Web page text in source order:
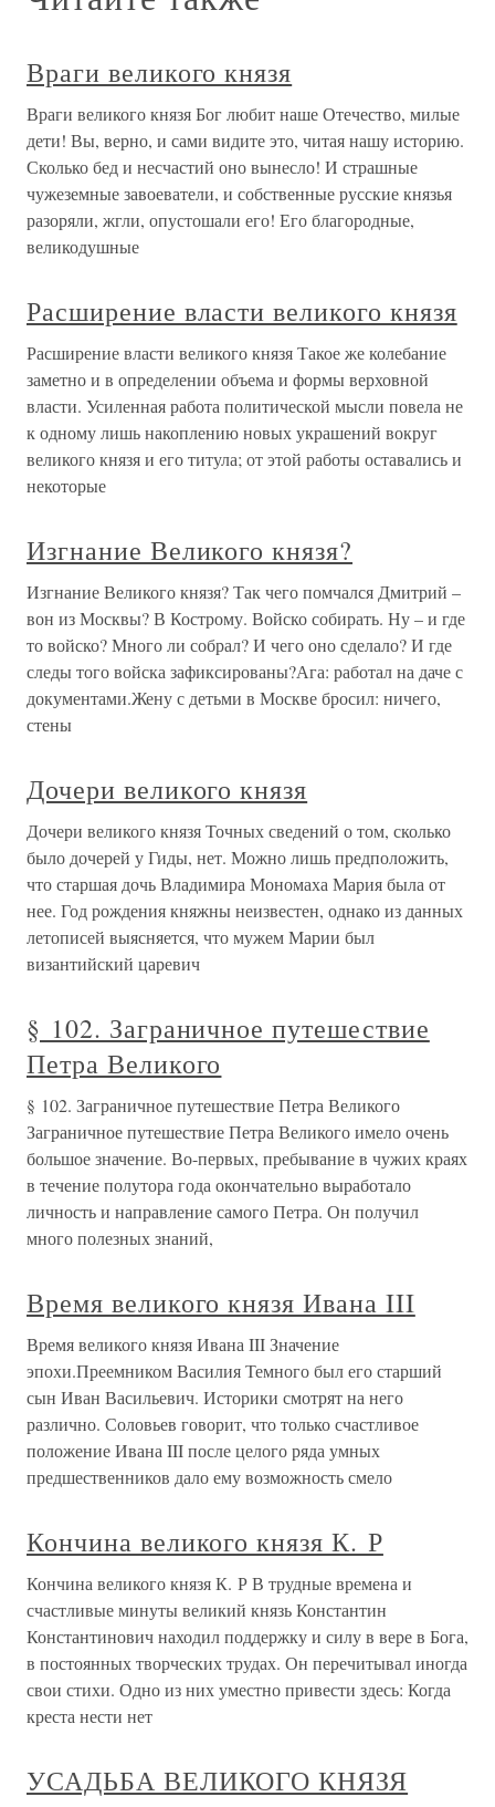
Враги великого князя
Враги великого князя Бог любит наше Отечество, милые
дети! Вы, верно, и сами видите это, читая нашу историю.
Сколько бед и несчастий оно вынесло! И страшные
чужеземные завоеватели, и собственные русские князья
разоряли, жгли, опустошали его! Его благородные,
великодушные
Расширение власти великого князя
Расширение власти великого князя Такое же колебание
заметно и в определении объема и формы верховной
власти. Усиленная работа политической мысли повела не
к одному лишь накоплению новых украшений вокруг
великого князя и его титула; от этой работы оставались и
некоторые
Изгнание Великого князя?
Изгнание Великого князя? Так чего помчался Дмитрий –
вон из Москвы? В Кострому. Войско собирать. Ну – и где
то войско? Много ли собрал? И чего оно сделало? И где
следы того войска зафиксированы?Ага: работал на даче с
документами.Жену с детьми в Москве бросил: ничего,
стены
Дочери великого князя
Дочери великого князя Точных сведений о том, сколько
было дочерей у Гиды, нет. Можно лишь предположить,
что старшая дочь Владимира Мономаха Мария была от
нее. Год рождения княжны неизвестен, однако из данных
летописей выясняется, что мужем Марии был
византийский царевич
§ 102. Заграничное путешествие
Петра Великого
§ 102. Заграничное путешествие Петра Великого
Заграничное путешествие Петра Великого имело очень
большое значение. Во-первых, пребывание в чужих краях
в течение полутора года окончательно выработало
личность и направление самого Петра. Он получил
много полезных знаний,
Время великого князя Ивана III
Время великого князя Ивана III Значение
эпохи.Преемником Василия Темного был его старший
сын Иван Васильевич. Историки смотрят на него
различно. Соловьев говорит, что только счастливое
положение Ивана III после целого ряда умных
предшественников дало ему возможность смело
Кончина великого князя К. Р
Кончина великого князя К. Р В трудные времена и
счастливые минуты великий князь Константин
Константинович находил поддержку и силу в вере в Бога,
в постоянных творческих трудах. Он перечитывал иногда
свои стихи. Одно из них уместно привести здесь: Когда
креста нести нет
УСАДЬБА ВЕЛИКОГО КНЯЗЯ